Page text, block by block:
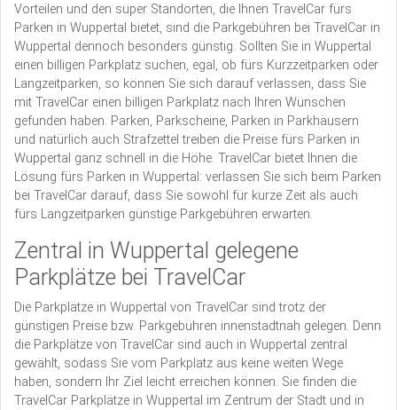
Vorteilen und den super Standorten, die Ihnen TravelCar fürs
Parken in Wuppertal bietet, sind die Parkgebühren bei TravelCar in
Wuppertal dennoch besonders günstig. Sollten Sie in Wuppertal
einen billigen Parkplatz suchen, egal, ob fürs Kurzzeitparken oder
Langzeitparken, so können Sie sich darauf verlassen, dass Sie
mit TravelCar einen billigen Parkplatz nach Ihren Wünschen
gefunden haben. Parken, Parkscheine, Parken in Parkhäusern
und natürlich auch Strafzettel treiben die Preise fürs Parken in
Wuppertal ganz schnell in die Höhe. TravelCar bietet Ihnen die
Lösung fürs Parken in Wuppertal: verlassen Sie sich beim Parken
bei TravelCar darauf, dass Sie sowohl für kurze Zeit als auch
fürs Langzeitparken günstige Parkgebühren erwarten.
Zentral in Wuppertal gelegene
Parkplätze bei TravelCar
Die Parkplätze in Wuppertal von TravelCar sind trotz der
günstigen Preise bzw. Parkgebühren innenstadtnah gelegen. Denn
die Parkplätze von TravelCar sind auch in Wuppertal zentral
gewählt, sodass Sie vom Parkplatz aus keine weiten Wege
haben, sondern Ihr Ziel leicht erreichen können. Sie finden die
TravelCar Parkplätze in Wuppertal im Zentrum der Stadt und in